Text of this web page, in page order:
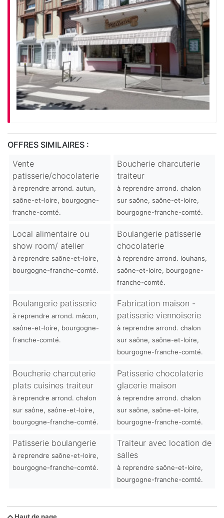
OFFRES SIMILAIRES :
Vente
patisserie/chocolaterie
à reprendre arrond. autun,
saône-et-loire, bourgogne-
franche-comté.
Boucherie charcuterie
traiteur
à reprendre arrond. chalon
sur saône, saône-et-loire,
bourgogne-franche-comté.
Local alimentaire ou
show room/ atelier
à reprendre saône-et-loire,
bourgogne-franche-comté.
Boulangerie patisserie
chocolaterie
à reprendre arrond. louhans,
saône-et-loire, bourgogne-
franche-comté.
Boulangerie patisserie
à reprendre arrond. mâcon,
saône-et-loire, bourgogne-
franche-comté.
Fabrication maison -
patisserie viennoiserie
à reprendre arrond. chalon
sur saône, saône-et-loire,
bourgogne-franche-comté.
Boucherie charcuterie
plats cuisines traiteur
à reprendre arrond. chalon
sur saône, saône-et-loire,
bourgogne-franche-comté.
Patisserie chocolaterie
glacerie maison
à reprendre arrond. chalon
sur saône, saône-et-loire,
bourgogne-franche-comté.
Patisserie boulangerie
à reprendre saône-et-loire,
bourgogne-franche-comté.
Traiteur avec location de
salles
à reprendre saône-et-loire,
bourgogne-franche-comté.
Haut de page